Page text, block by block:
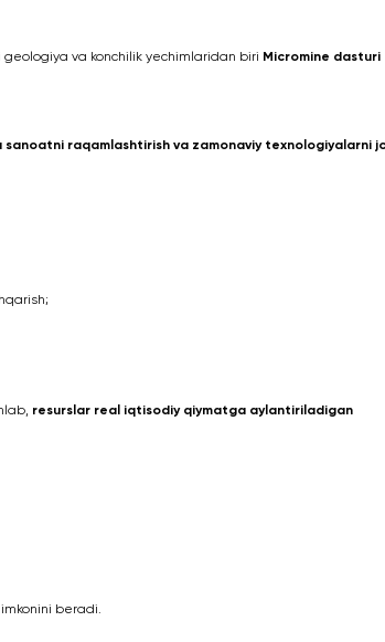
va konchilik yechimlaridan biri Micromine dasturi
raqamlashtirish va zamonaviy texnologiyalarni
resurslar real iqtisodiy qiymatga aylantiriladigan
beradi.